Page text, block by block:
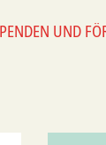
UND